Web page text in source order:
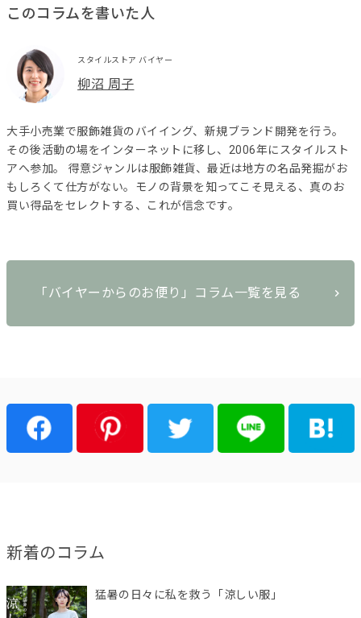
このコラムを書いた人
スタイルストア バイヤー
柳沼 周子
大手小売業で服飾雑貨のバイイング、新規ブランド開発を行う。
その後活動の場をインターネットに移し、2006年にスタイルスト
アへ参加。 得意ジャンルは服飾雑貨、最近は地方の名品発掘がお
もしろくて仕方がない。モノの背景を知ってこそ見える、真のお
買い得品をセレクトする、これが信念です。
「バイヤーからのお便り」コラム一覧を見る
新着のコラム
猛暑の日々に私を救う「涼しい服」